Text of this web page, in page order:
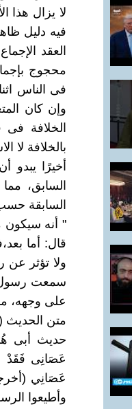
لا يزال هذا
فيه دليل
العقد
محجوج
فى الناس
وإن كان
الخلافة
بالخلافة لا
أخيرًا يبدو
السابق،
السابقة
" أنه سيكون
قال: أما
ولا تؤثر عن
سمعت رسول
على وجهه،
متن الحديث
حديث أبى
عَصَانِى فَقَدْ
وأطيعوا